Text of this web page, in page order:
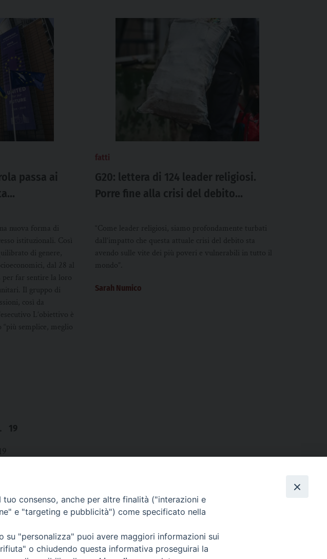
passa ai
nuova forma di
istituzionali. Così
di genere,
dal 28 al
per far sentire la loro
Il gruppo di
così da
L’obiettivo è
semplice, meglio
fatti
G20: lettera di 124 leader religiosi.
Porre fine alla crisi del debito
“Come leader religiosi, siamo profondamente turbati
dall’impatto che questa attuale crisi del debito sta
avendo sulle vite dei più poveri e vulnerabili in tutto il
mondo”.
Sarah Numico
19
consenso, anche per altre finalità ("interazioni e
e "targeting e pubblicità") come specificato nella
"personalizza" puoi avere maggiori informazioni sui
o chiudendo questa informativa proseguirai la